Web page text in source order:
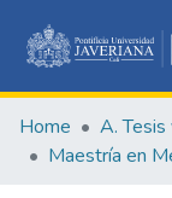
Home A. Tesis
Maestría en